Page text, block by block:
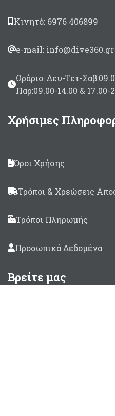
Κινητό: 6976 406899
e-mail: info@dive360.gr
Ωράριο: Δευ-Τετ-
Παρ:09.00-14.00 & 17.00-
Χρήσιμες
Όροι Χρήσης
Τρόποι & Χρεώσεις
Τρόποι Πληρωμής
Προσωπικά Δεδομένα
Βρείτε μας